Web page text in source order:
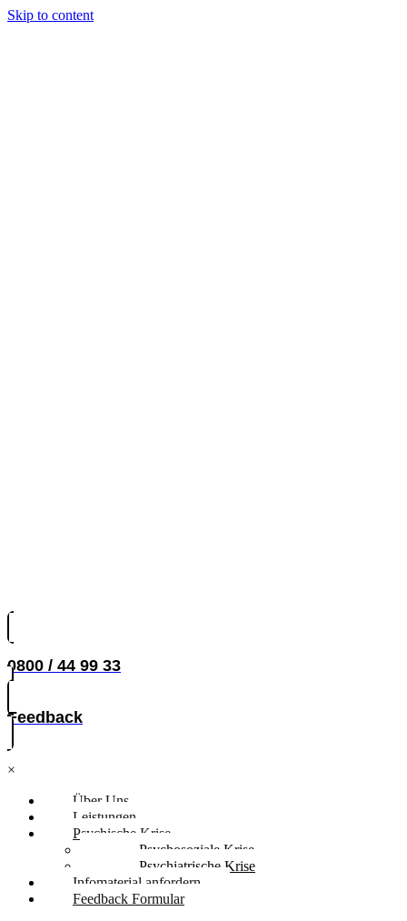
Skip to content
0800 / 44 99 33
Feedback
×
Über Uns
Leistungen
Psychische Krise
Psychosoziale Krise
Psychiatrische Krise
Infomaterial anfordern
Feedback Formular